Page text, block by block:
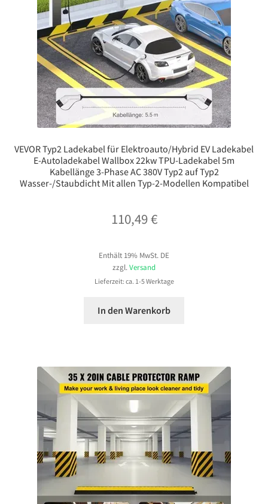
VEVOR Typ2 Ladekabel für Elektroauto/Hybrid EV Ladekabel
E-Autoladekabel Wallbox 22kw TPU-Ladekabel 5m
Kabellänge 3-Phase AC 380V Typ2 auf Typ2
Wasser-/Staubdicht Mit allen Typ-2-Modellen Kompatibel
110,49€
Enthält 19% MwSt. DE
zzgl. Versand
Lieferzeit: ca. 1-5 Werktage
In den Warenkorb